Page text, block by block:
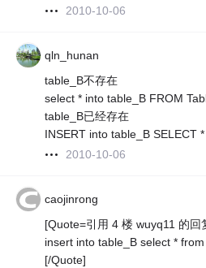
2010-10-06
qln_hunan
table_B不存在
select * into table_B FROM
table_B已经存在
INSERT into table_B SELECT
2010-10-06
caojinrong
[Quote=引用 4 楼 wuyq11 的回
insert into table_B select *
[/Quote]